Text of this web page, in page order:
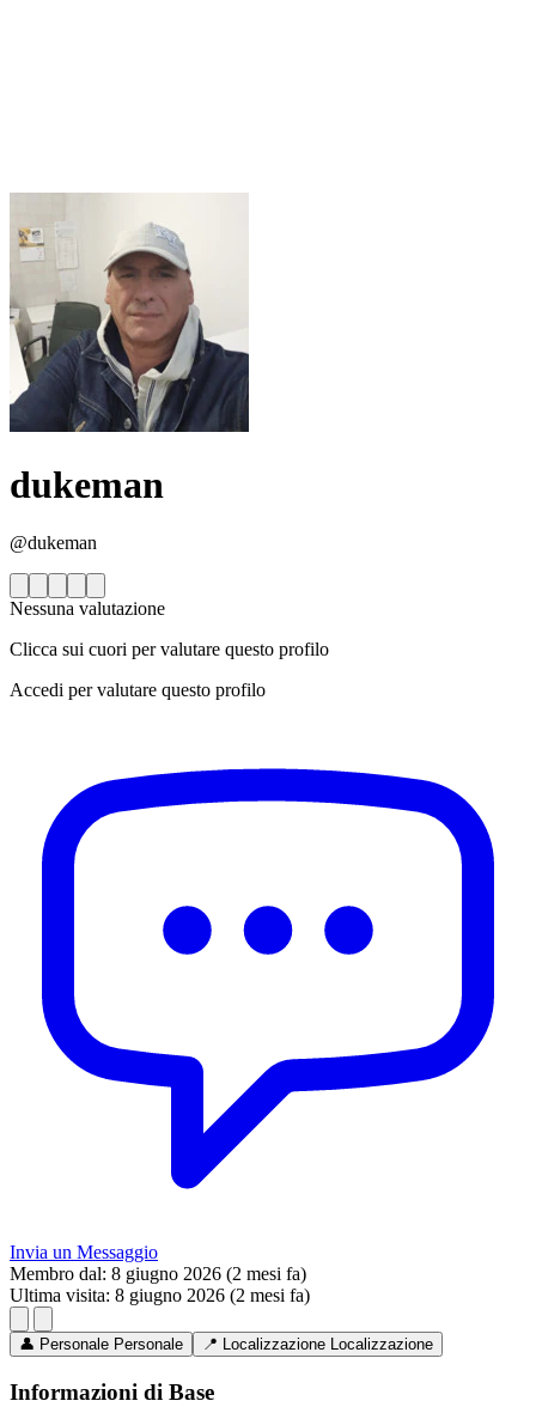
dukeman
@dukeman
Nessuna valutazione
Clicca sui cuori per valutare questo profilo
Accedi per valutare questo profilo
Invia un Messaggio
Membro dal: 8 giugno 2026 (2 mesi fa)
Ultima visita: 8 giugno 2026 (2 mesi fa)
👤 Personale Personale 📍 Localizzazione Localizzazione
Informazioni di Base